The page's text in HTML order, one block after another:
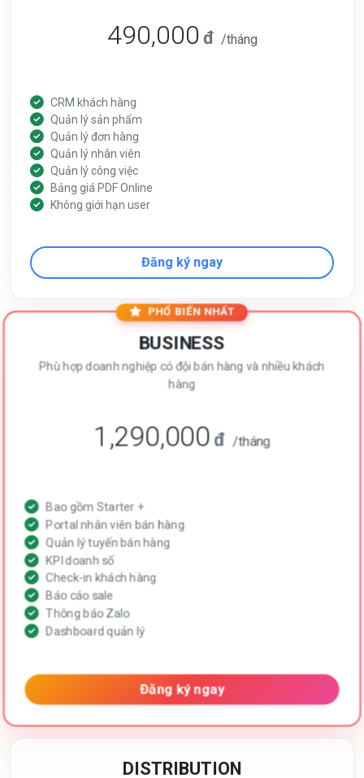
490,000 đ /tháng
CRM khách hàng
Quản lý sản phẩm
Quản lý đơn hàng
Quản lý nhân viên
Quản lý công việc
Bảng giá PDF Online
Không giới hạn user
Đăng ký ngay
PHỔ BIẾN NHẤT
BUSINESS
Phù hợp doanh nghiệp có đội bán hàng và nhiều khách
hàng
1,290,000đ /tháng
Bao gồm Starter +
Portal nhân viên bán hàng
Quản lý tuyến bán hàng
KPI doanh số
Check-in khách hàng
Báo cáo sale
Thông báo Zalo
Dashboard quản lý
Đăng ký ngay
DISTRIBUTION